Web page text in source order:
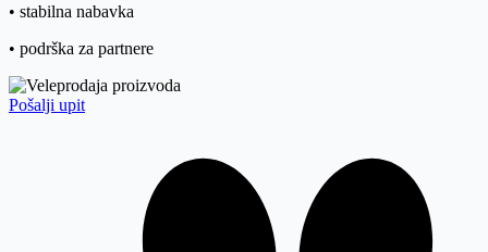
• stabilna nabavka
• podrška za partnere
Pošalji upit